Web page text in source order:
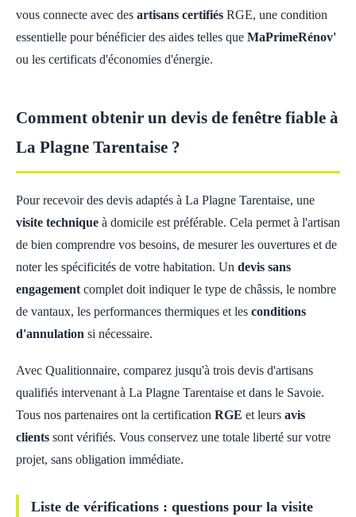
vous connecte avec des artisans certifiés RGE, une condition
essentielle pour bénéficier des aides telles que MaPrimeRénov'
ou les certificats d'économies d'énergie.
Comment obtenir un devis de fenêtre fiable à
La Plagne Tarentaise ?
Pour recevoir des devis adaptés à La Plagne Tarentaise, une
visite technique à domicile est préférable. Cela permet à l'artisan
de bien comprendre vos besoins, de mesurer les ouvertures et de
noter les spécificités de votre habitation. Un devis sans
engagement complet doit indiquer le type de châssis, le nombre
de vantaux, les performances thermiques et les conditions
d'annulation si nécessaire.
Avec Qualitionnaire, comparez jusqu'à trois devis d'artisans
qualifiés intervenant à La Plagne Tarentaise et dans le Savoie.
Tous nos partenaires ont la certification RGE et leurs avis
clients sont vérifiés. Vous conservez une totale liberté sur votre
projet, sans obligation immédiate.
Liste de vérifications : questions pour la visite